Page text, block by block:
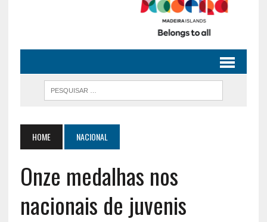
HOME NACIONAL
Onze medalhas nos
nacionais de juvenis